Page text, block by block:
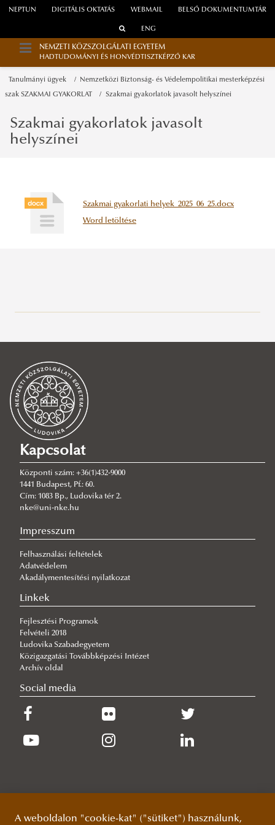
WEBMAIL
NEPTUN DIGITÁLIS OKTATÁS BELSŐ DOKUMENTUMTÁR
ENG
NEMZETI KÖZSZOLGÁLATI EGYETEM
HADTUDOMÁNYI ÉS HONVÉDTISZTKÉPZŐ KAR
Tanulmányi ügyek Nemzetközi Biztonság- és Védelempolitikai mesterképzési
szak SZAKMAI GYAKORLAT Szakmai gyakorlatok javasolt helyszínei
Tanulmányi Osztály
Általános információk
Munkatársak
Munkarend
Nemzetközi Biztonság- és Védelempolitikai Szak
Munkarend
Szakdolgozat/Diplomamunka
Nyelvi validáció
Tájékoztatók
Neptun
A tanév beosztása
Hallgatói önkormányzatok
Tanulmányi kérelem minták
Könyvértékesítés
Tanulmányi ügyek
Nemzetközi Biztonság- és Védelempolitikai
Általános tájékoztató
Tájékoztató a Nemzetközi Biztonság- és
Védelempolitikai mesterszak kötelező szakmai
gyakorlatáról
Tájékoztató a Nemzetközi Biztonság- és
Védelempolitikai alapszak kötelező szakmai
gyakorlatáról
BA Szakmai gyakorlat megkezdéséhez szükséges
dokumentumok
MA Szakmai gyakorlat megkezdéséhez szükséges
dokumentumok
Elérhetőségek
Szakmai gyakorlatok javasolt helyszínei
Pályázati felhívások
Tudományos Diákköri Ösztöndíj 2025/2026. 2. félév
Szakkollégiumi Ösztöndíj 2025/2026 2. félév
Szakmai gyakorlatok javasolt
helyszínei
Szakmai gyakorlati helyek_2025_06_25.docx
Word letöltése
Kapcsolat
Központi szám: +36(1)432-9000
1441 Budapest, Pf.: 60.
Cím: 1083 Bp., Ludovika tér 2.
nke@uni-nke.hu
Impresszum
Felhasználási feltételek
Adatvédelem
Akadálymentesítési nyilatkozat
Linkek
Fejlesztési Programok
Felvételi 2018
Ludovika Szabadegyetem
Közigazgatási Továbbképzési Intézet
Archív oldal
Social media
A weboldalon "cookie-kat" ("sütiket") használunk,